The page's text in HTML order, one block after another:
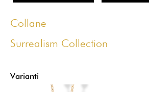
Collane
Surrealism Collection
Varianti